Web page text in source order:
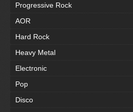
Progressive Rock
AOR
Hard Rock
Heavy Metal
Electronic
Pop
Disco